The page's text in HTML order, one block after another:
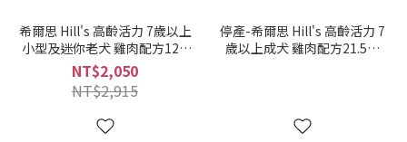
希爾思 Hill's 高齡活力 7歲以上
小型及迷你老犬 雞肉配方12.5
磅 (052742012049)
NT$2,050
NT$2,915
停產-希爾思 Hill's 高齡活力 7
歲以上成犬 雞肉配方21.5磅